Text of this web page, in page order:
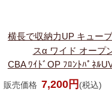
横長で収納力UP キュー
スα ワイド オープ
CBA ﾜｲﾄﾞOP ﾌﾛﾝﾄﾊﾟﾈﾙ
販売価格 7,200円 (税込)